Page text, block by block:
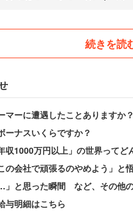
続きを読
マーに遭遇したことありますか？
ーナスいくらですか？
収1000万円以上」の世界ってど
の会社で頑張るのやめよう」と
」と思った瞬間 など、その他
与明細はこちら